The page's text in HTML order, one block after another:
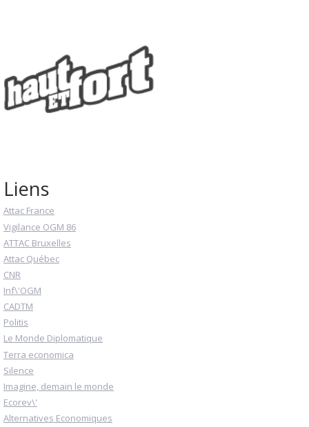
Liens
Attac France
Vigilance OGM 86
ATTAC Bruxelles
Attac Québec
CNR
Inf\'OGM
CADTM
Politis
Le Monde Diplomatique
Terra economica
Silence
Imagine, demain le monde
Ecorev\'
Alternatives Economiques